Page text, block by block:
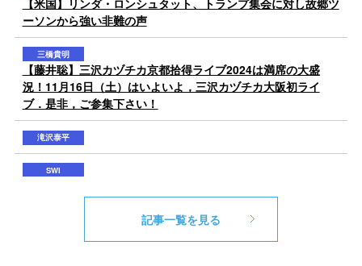
記事一覧を見る